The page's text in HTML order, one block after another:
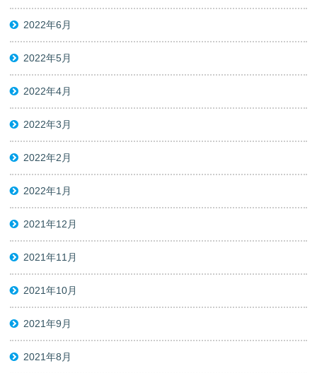
2022年6月
2022年5月
2022年4月
2022年3月
2022年2月
2022年1月
2021年12月
2021年11月
2021年10月
2021年9月
2021年8月